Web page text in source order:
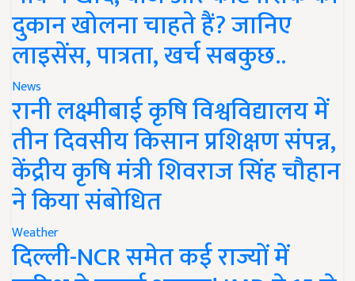
दुकान खोलना चाहते हैं? जानिए
लाइसेंस, पात्रता, खर्च सबकुछ..
News
रानी लक्ष्मीबाई कृषि विश्वविद्यालय में
तीन दिवसीय किसान प्रशिक्षण संपन्न,
केंद्रीय कृषि मंत्री शिवराज सिंह चौहान
ने किया संबोधित
Weather
दिल्ली-NCR समेत कई राज्यों में